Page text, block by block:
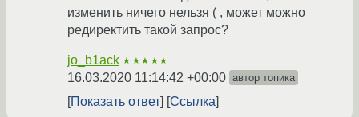
изменить ничего нельзя ( , может можно
редиректить такой запрос?
jo_b1ack ★★★★★
16.03.2020 11:14:42 +00:00 автор топика
Показать ответ Ссылка